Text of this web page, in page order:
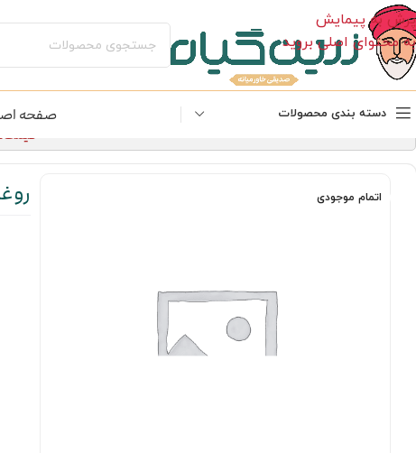
پرش به پیمایش
به محتوای اصلی بروید
دسته بندی محصولات صفحه
قیمت‌های
اتمام موجودی